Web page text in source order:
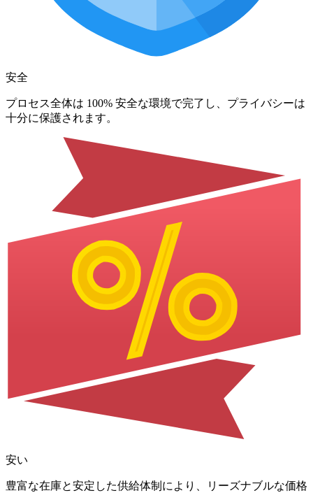
安全
プロセス全体は 100% 安全な環境で完了し、プライバシーは
十分に保護されます。
安い
豊富な在庫と安定した供給体制により、リーズナブルな価格